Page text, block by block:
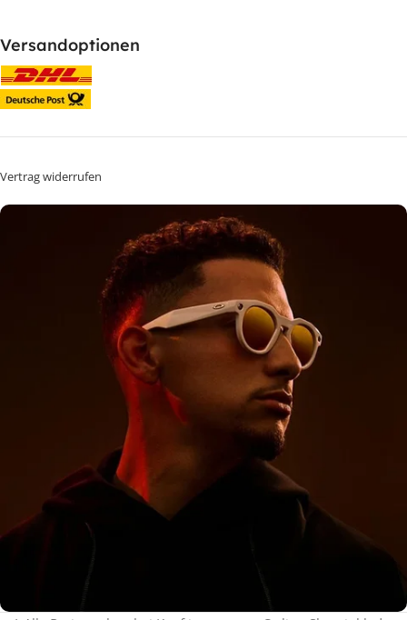
Versandoptionen
Vertrag widerrufen